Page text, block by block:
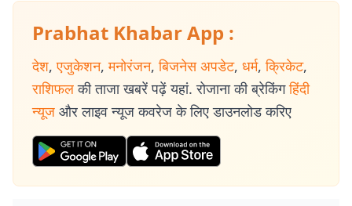
Prabhat Khabar App :
देश, एजुकेशन, मनोरंजन, बिजनेस अपडेट, धर्म, क्रिकेट,
राशिफल की ताजा खबरें पढ़ें यहां. रोजाना की ब्रेकिंग हिंदी
न्यूज और लाइव न्यूज कवरेज के लिए डाउनलोड करिए